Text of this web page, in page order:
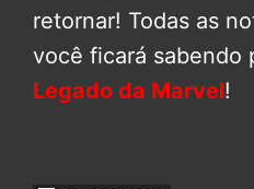
retornar! Todas as
você ficará sabendo
Legado da Marvel!